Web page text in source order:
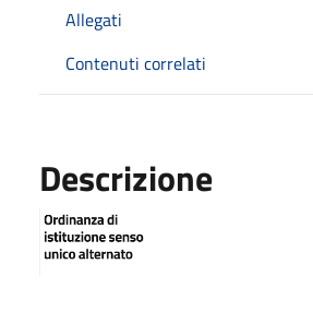
Allegati
Contenuti correlati
Descrizione